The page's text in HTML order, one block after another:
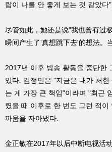
람이 나를 안 좋게 보는 것 같았다"
尽管如此，她还是说"我也曾有过
瞬间产生了'真想跳下去'的想法。
2017년 이후 방송 활동을 중단한
있다. 김정민은 "지금은 내가 처
는 게 가장 큰 책임"이라며 "최근
렸을 때 이후로 한 번도 그런 적
까움을 자아냈다.
金正敏在2017年以后中断电视活